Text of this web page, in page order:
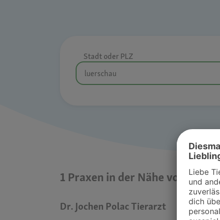
Stadt oder PLZ
1 Praxen in der Nähe von
Dr. Jochen Polac Tierarzt